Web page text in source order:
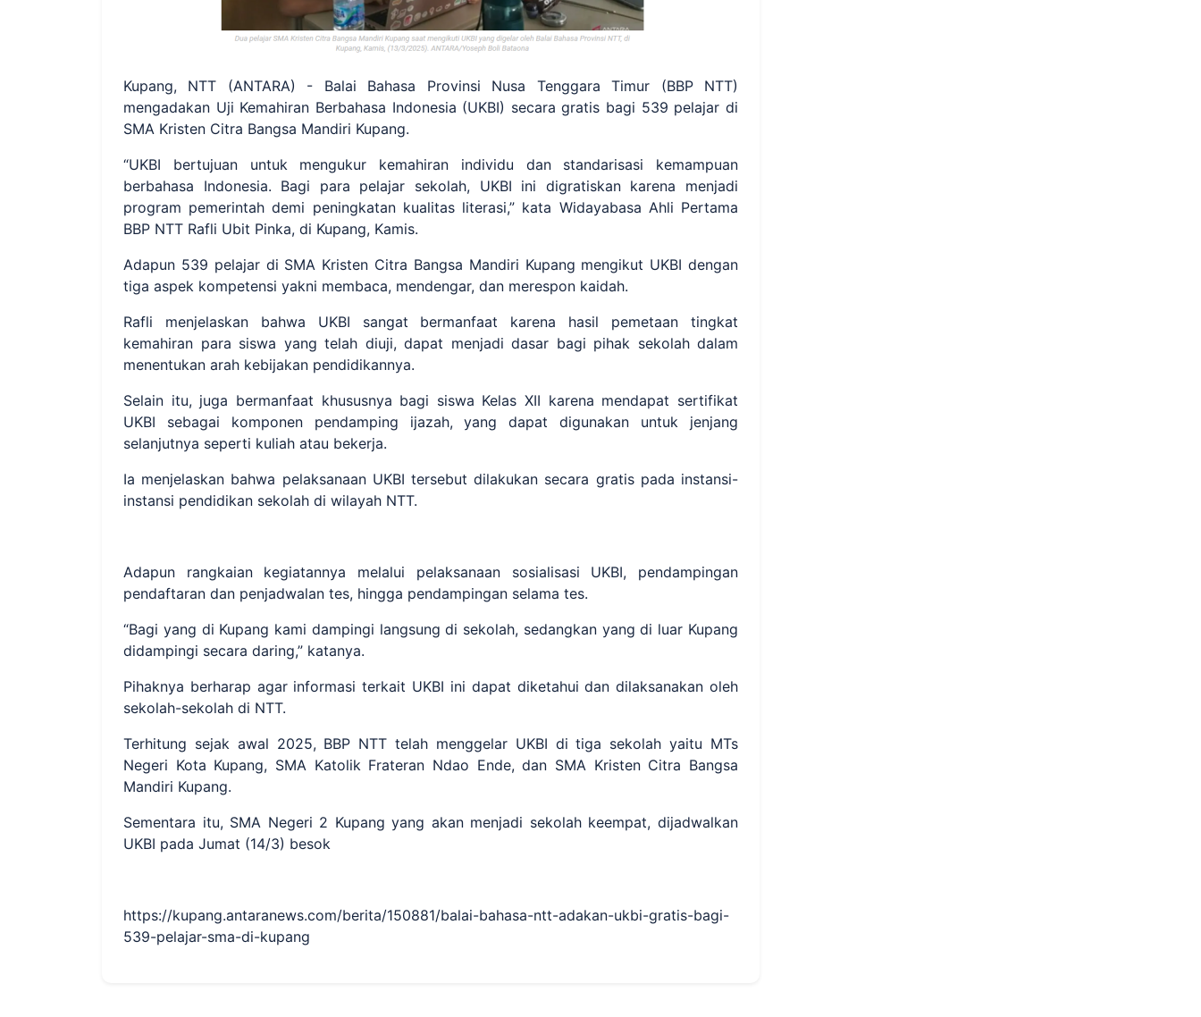
Kupang, NTT (ANTARA) - Balai Bahasa Provinsi Nusa Tenggara Timur (BBP NTT)
mengadakan Uji Kemahiran Berbahasa Indonesia (UKBI) secara gratis bagi 539 pelajar di
SMA Kristen Citra Bangsa Mandiri Kupang.
“UKBI bertujuan untuk mengukur kemahiran individu dan standarisasi kemampuan
berbahasa Indonesia. Bagi para pelajar sekolah, UKBI ini digratiskan karena menjadi
program pemerintah demi peningkatan kualitas literasi,” kata Widayabasa Ahli Pertama
BBP NTT Rafli Ubit Pinka, di Kupang, Kamis.
Adapun 539 pelajar di SMA Kristen Citra Bangsa Mandiri Kupang mengikut UKBI dengan
tiga aspek kompetensi yakni membaca, mendengar, dan merespon kaidah.
Rafli menjelaskan bahwa UKBI sangat bermanfaat karena hasil pemetaan tingkat
kemahiran para siswa yang telah diuji, dapat menjadi dasar bagi pihak sekolah dalam
menentukan arah kebijakan pendidikannya.
Selain itu, juga bermanfaat khususnya bagi siswa Kelas XII karena mendapat sertifikat
UKBI sebagai komponen pendamping ijazah, yang dapat digunakan untuk jenjang
selanjutnya seperti kuliah atau bekerja.
Ia menjelaskan bahwa pelaksanaan UKBI tersebut dilakukan secara gratis pada instansi-
instansi pendidikan sekolah di wilayah NTT.
Adapun rangkaian kegiatannya melalui pelaksanaan sosialisasi UKBI, pendampingan
pendaftaran dan penjadwalan tes, hingga pendampingan selama tes.
“Bagi yang di Kupang kami dampingi langsung di sekolah, sedangkan yang di luar Kupang
didampingi secara daring,” katanya.
Pihaknya berharap agar informasi terkait UKBI ini dapat diketahui dan dilaksanakan oleh
sekolah-sekolah di NTT.
Terhitung sejak awal 2025, BBP NTT telah menggelar UKBI di tiga sekolah yaitu MTs
Negeri Kota Kupang, SMA Katolik Frateran Ndao Ende, dan SMA Kristen Citra Bangsa
Mandiri Kupang.
Sementara itu, SMA Negeri 2 Kupang yang akan menjadi sekolah keempat, dijadwalkan
UKBI pada Jumat (14/3) besok
https://kupang.antaranews.com/berita/150881/balai-bahasa-ntt-adakan-ukbi-gratis-bagi-
539-pelajar-sma-di-kupang